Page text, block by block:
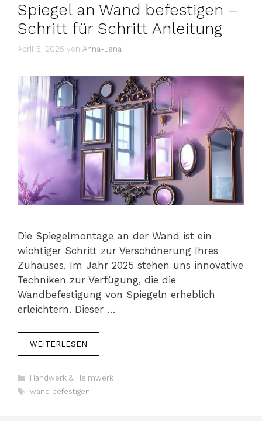
Spiegel an Wand befestigen –
Schritt für Schritt Anleitung
April 5, 2025 von Anna-Lena
Die Spiegelmontage an der Wand ist ein
wichtiger Schritt zur Verschönerung Ihres
Zuhauses. Im Jahr 2025 stehen uns innovative
Techniken zur Verfügung, die die
Wandbefestigung von Spiegeln erheblich
erleichtern. Dieser …
WEITERLESEN
Kategorien
Handwerk & Heimwerk
Schlagwörter
wand befestigen